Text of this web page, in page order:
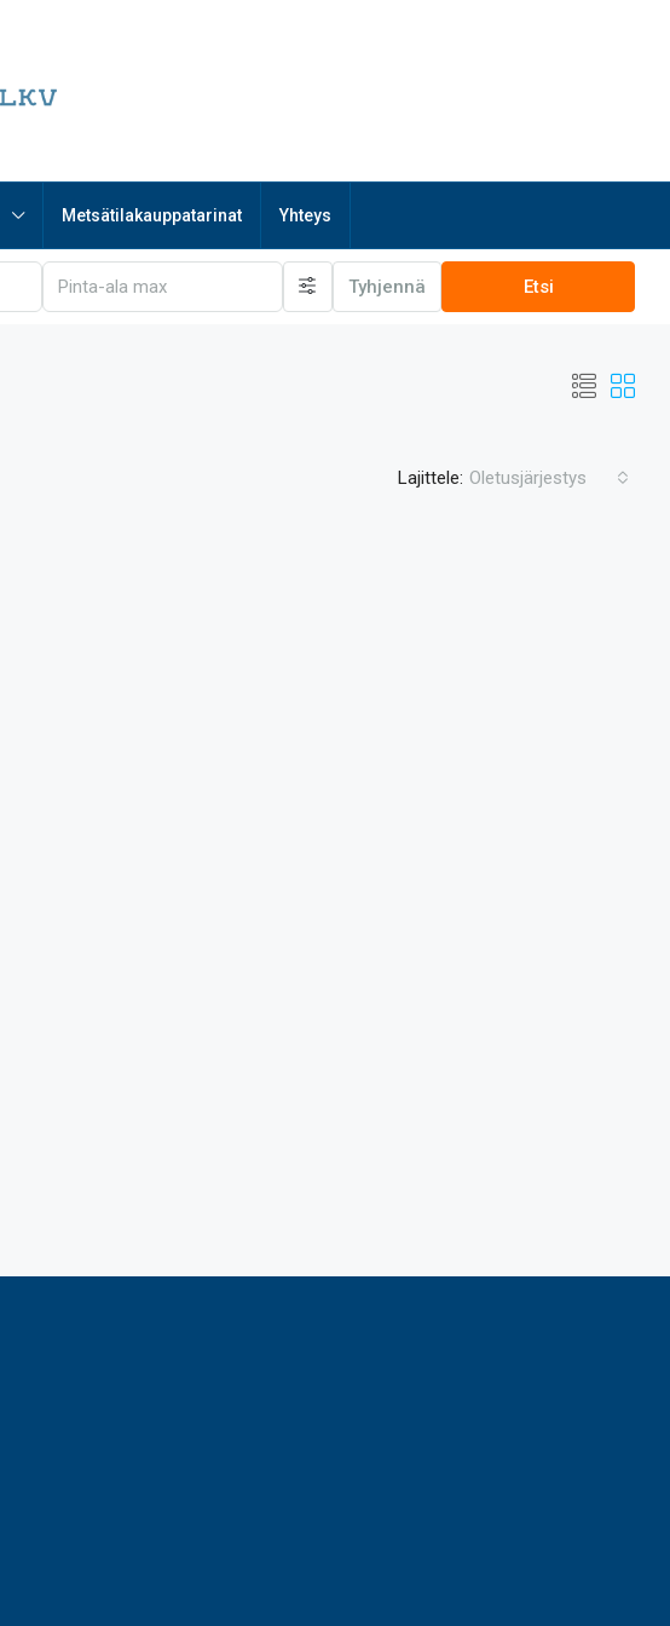
Metsätilakauppatarinat Yhteys
Tyhjennä Etsi
Lajittele: Oletusjärjestys